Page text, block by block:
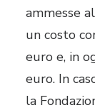
ammesse
un costo
euro e, in
euro. In
la